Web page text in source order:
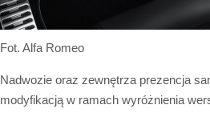
Fot. Alfa Romeo
Nadwozie oraz zewnętrza prezencja
modyfikacją w ramach wyróżnienia